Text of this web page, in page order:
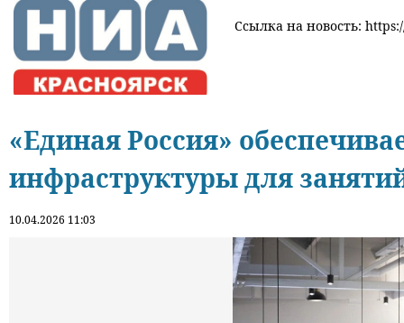
Ссылка на новость:
«Единая Россия»
инфраструктуры для
10.04.2026 11:03